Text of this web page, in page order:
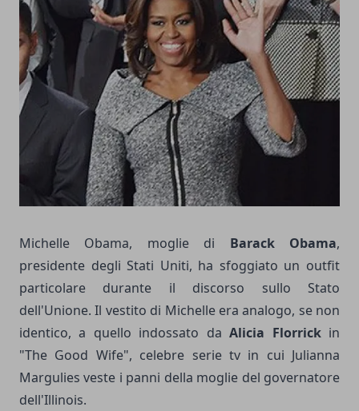
Michelle Obama, moglie di Barack Obama,
presidente degli Stati Uniti, ha sfoggiato un outfit
particolare durante il discorso sullo Stato
dell'Unione. Il vestito di Michelle era analogo, se non
identico, a quello indossato daAlicia Florrickin
"The Good Wife", celebre serie tv in cui Julianna
Margulies veste i panni della moglie del governatore
dell'Illinois.